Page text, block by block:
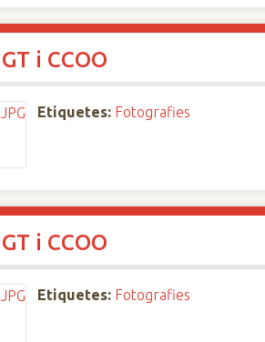
i CCOO
Etiquetes: Fotografies
i CCOO
Etiquetes: Fotografies